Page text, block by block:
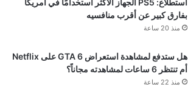
استطلاع: PS5 الجهاز الأكثر استخدامًا في أمريكا
بفارق كبير عن أقرب منافسيه
منذ 20 ساعة
هل ستدفع لمشاهدة استعراض GTA 6 على Netflix
أم تنتظر 6 ساعات لمشاهدته مجاناً؟
منذ 22 ساعة